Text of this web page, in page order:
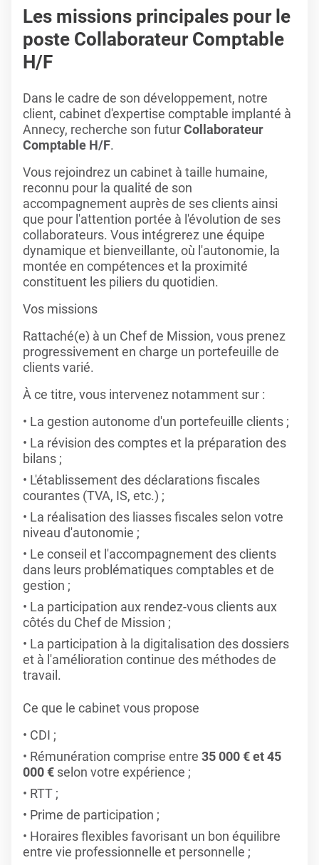
Les missions principales pour le
poste Collaborateur Comptable
H/F
Dans le cadre de son développement, notre
client, cabinet d'expertise comptable implanté à
Annecy, recherche son futurCollaborateur
Comptable H/F.
Vous rejoindrez un cabinet à taille humaine,
reconnu pour la qualité de son
accompagnement auprès de ses clients ainsi
que pour l'attention portée à l'évolution de ses
collaborateurs. Vous intégrerez une équipe
dynamique et bienveillante, où l'autonomie, la
montée en compétences et la proximité
constituent les piliers du quotidien.
Vos missions
Rattaché(e) à un Chef de Mission, vous prenez
progressivement en charge un portefeuille de
clients varié.
À ce titre, vous intervenez notamment sur :
La gestion autonome d'un portefeuille clients ;
La révision des comptes et la préparation des
bilans ;
L'établissement des déclarations fiscales
courantes (TVA, IS, etc.) ;
La réalisation des liasses fiscales selon votre
niveau d'autonomie ;
Le conseil et l'accompagnement des clients
dans leurs problématiques comptables et de
gestion ;
La participation aux rendez-vous clients aux
côtés du Chef de Mission ;
La participation à la digitalisation des dossiers
et à l'amélioration continue des méthodes de
travail.
Ce que le cabinet vous propose
CDI ;
Rémunération comprise entre 35 000 € et 45
000 € selon votre expérience ;
RTT ;
Prime de participation ;
Horaires flexibles favorisant un bon équilibre
entre vie professionnelle et personnelle ;